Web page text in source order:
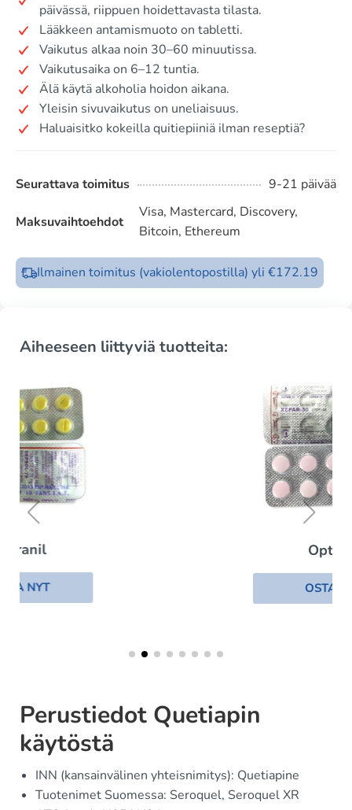
päivässä, riippuen hoidettavasta tilasta.
Lääkkeen antamismuoto on tabletti.
Vaikutus alkaa noin 30–60 minuutissa.
Vaikutusaika on 6–12 tuntia.
Älä käytä alkoholia hoidon aikana.
Yleisin sivuvaikutus on uneliaisuus.
Haluaisitko kokeilla quitiepiiniä ilman reseptiä?
Seurattava toimitus 9-21 päivää
Maksuvaihtoehdot
Visa, Mastercard, Discovery,
Bitcoin, Ethereum
Ilmainen toimitus (vakiolentopostilla) yli €172.19
Aiheeseen liittyviä tuotteita:
Perustiedot Quetiapin
käytöstä
INN (kansainvälinen yhteisnimitys): Quetiapine
Tuotenimet Suomessa: Seroquel, Seroquel XR